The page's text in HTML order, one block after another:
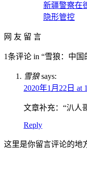
新疆警察在
隐形管控
网 友 留 言
1条评论 in “雪狼：中
雪狼 says:
2020年1月22日 at
文章补充：“汃人
Reply
这里是你留言评论的地